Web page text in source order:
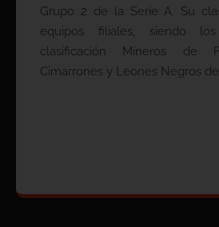
Grupo 2 de la Serie A. Su
equipos filiales, siendo
clasificación Mineros de
Cimarrones y Leones Negros